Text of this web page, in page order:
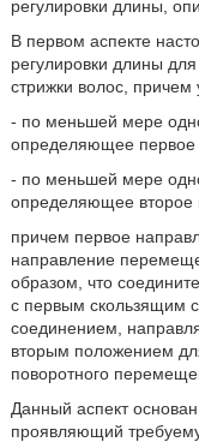
регулировки длины,
В первом аспекте
регулировки длины
стрижки волос,
- по меньшей мере
определяющее
- по меньшей мере
определяющее второе
причем первое
направление
образом, что
с первым скользящим
соединением,
вторым положением
поворотного
Данный аспект
проявляющий